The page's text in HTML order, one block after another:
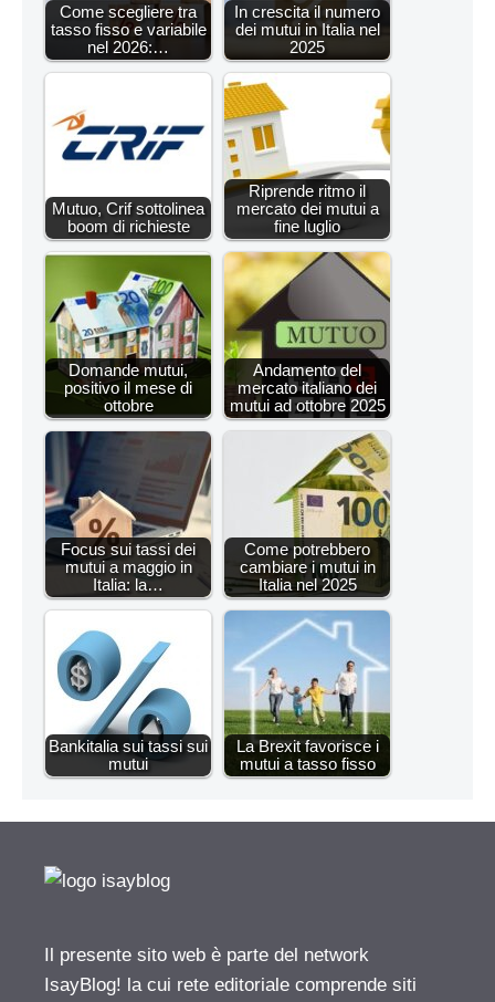
Come scegliere tra
tasso fisso e variabile
nel 2026:…
In crescita il numero
dei mutui in Italia nel
2025
Mutuo, Crif sottolinea
boom di richieste
Riprende ritmo il
mercato dei mutui a
fine luglio
Domande mutui,
positivo il mese di
ottobre
Andamento del
mercato italiano dei
mutui ad ottobre 2025
Focus sui tassi dei
mutui a maggio in
Italia: la…
Come potrebbero
cambiare i mutui in
Italia nel 2025
Bankitalia sui tassi sui
mutui
La Brexit favorisce i
mutui a tasso fisso
Il presente sito web è parte del network
IsayBlog! la cui rete editoriale comprende siti